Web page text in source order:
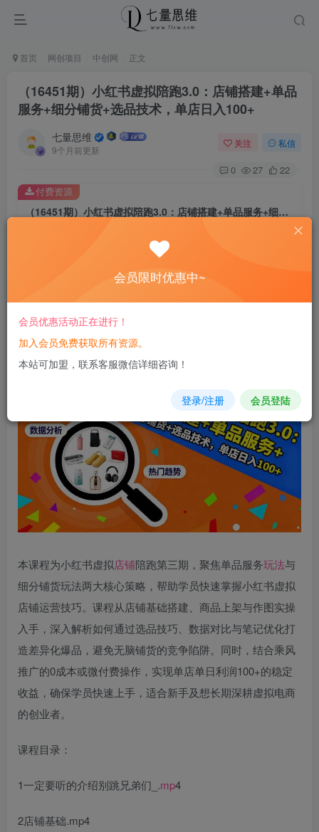
首页 网创项目 中创网 正文
（16451期）小红书虚拟陪跑3.0：店铺搭建+单品
服务+细分铺货+选品技术，单店日入100+
七量思维
9个月前更新
关注 私信
0 27 22
（16451期）小红书虚拟陪跑3.0：店铺搭建+单品服务+细分铺货+选品技术，单店日入100+
8.8
免费
您当前未登录！建议登陆后购买，可保存购买订单
付费资源
本课程为小红书虚拟店铺陪跑第三期，聚焦单品服务玩法与
细分铺货玩法两大核心策略，帮助学员快速掌握小红书虚拟
店铺运营技巧。课程从店铺基础搭建、商品上架与作图实操
入手，深入解析如何通过选品技巧、数据对比与笔记优化打
造差异化爆品，避免无脑铺货的竞争陷阱。同时，结合乘风
推广的0成本或微付费操作，实现单店单日利润100+的稳定
收益，确保学员快速上手，适合新手及想长期深耕虚拟电商
的创业者。
课程目录：
1一定要听的介绍别跳兄弟们_.mp4
2店铺基础.mp4
会员限时优惠中~
会员优惠活动正在进行！
加入会员免费获取所有资源。
本站可加盟，联系客服微信详细咨询！
登录/注册 会员登陆